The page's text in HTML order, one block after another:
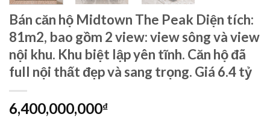
Bán căn hộ Midtown The Peak Diện tích:
81m2, bao gồm 2 view: view sông và view
nội khu. Khu biệt lập yên tĩnh. Căn hộ đã
full nội thất đẹp và sang trọng. Giá 6.4 tỷ
6,400,000,000₫